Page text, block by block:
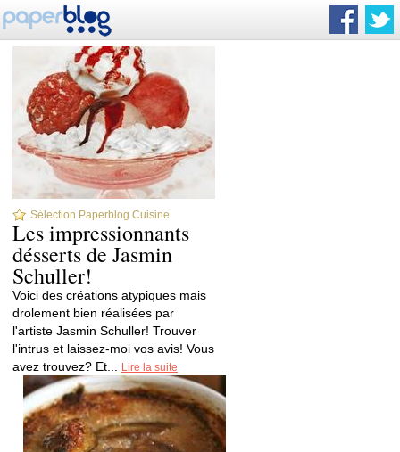
Sélection Paperblog Cuisine
Les impressionnants
désserts de Jasmin
Schuller!
Voici des créations atypiques mais
drolement bien réalisées par
l'artiste Jasmin Schuller! Trouver
l'intrus et laissez-moi vos avis! Vous
avez trouvez? Et...
Lire la suite